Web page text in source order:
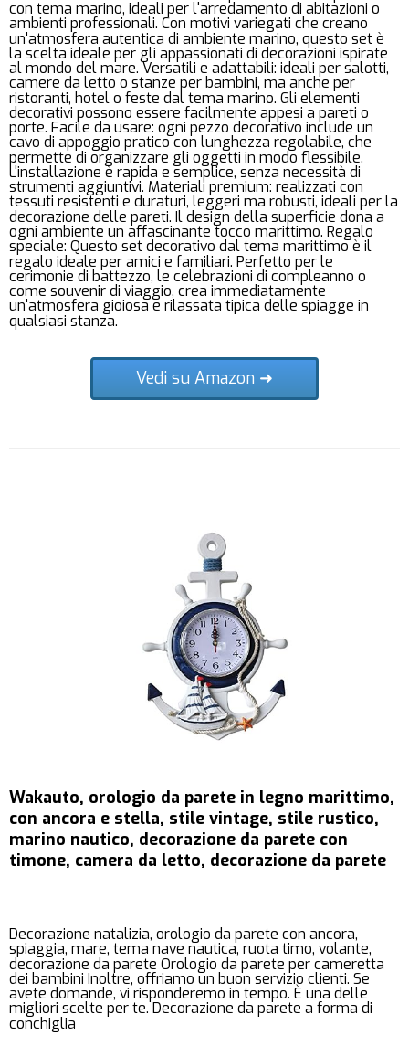
con tema marino, ideali per l'arredamento di abitazioni o
ambienti professionali. Con motivi variegati che creano
un'atmosfera autentica di ambiente marino, questo set è
la scelta ideale per gli appassionati di decorazioni ispirate
al mondo del mare. Versatili e adattabili: ideali per salotti,
camere da letto o stanze per bambini, ma anche per
ristoranti, hotel o feste dal tema marino. Gli elementi
decorativi possono essere facilmente appesi a pareti o
porte. Facile da usare: ogni pezzo decorativo include un
cavo di appoggio pratico con lunghezza regolabile, che
permette di organizzare gli oggetti in modo flessibile.
L'installazione è rapida e semplice, senza necessità di
strumenti aggiuntivi. Materiali premium: realizzati con
tessuti resistenti e duraturi, leggeri ma robusti, ideali per la
decorazione delle pareti. Il design della superficie dona a
ogni ambiente un affascinante tocco marittimo. Regalo
speciale: Questo set decorativo dal tema marittimo è il
regalo ideale per amici e familiari. Perfetto per le
cerimonie di battezzo, le celebrazioni di compleanno o
come souvenir di viaggio, crea immediatamente
un'atmosfera gioiosa e rilassata tipica delle spiagge in
qualsiasi stanza.
Vedi su Amazon ➜
Wakauto, orologio da parete in legno marittimo,
con ancora e stella, stile vintage, stile rustico,
marino nautico, decorazione da parete con
timone, camera da letto, decorazione da parete
Decorazione natalizia, orologio da parete con ancora,
spiaggia, mare, tema nave nautica, ruota timo, volante,
decorazione da parete Orologio da parete per cameretta
dei bambini Inoltre, offriamo un buon servizio clienti. Se
avete domande, vi risponderemo in tempo. È una delle
migliori scelte per te. Decorazione da parete a forma di
conchiglia